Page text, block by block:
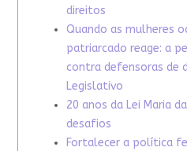
direitos
Quando as mulheres
patriarcado reage: a
contra defensoras de
Legislativo
20 anos da Lei Maria
desafios
Fortalecer a política